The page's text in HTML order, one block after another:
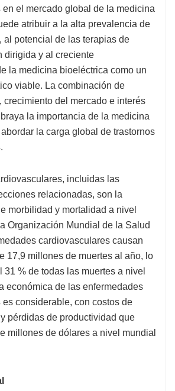
el mercado global de la medicina
atribuir a la alta prevalencia de
al potencial de las terapias de
dirigida y al creciente
la medicina bioeléctrica como un
viable. La combinación de
crecimiento del mercado e interés
la importancia de la medicina
la carga global de trastornos
incluidas las
relacionadas, son la
morbilidad y mortalidad a nivel
Organización Mundial de la Salud
cardiovasculares causan
17,9 millones de muertes al año, lo
31 % de todas las muertes a nivel
económica de las enfermedades
considerable, con costos de
pérdidas de productividad que
millones de dólares a nivel mundial